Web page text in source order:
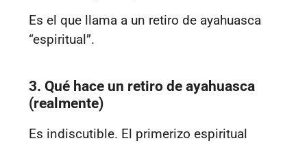
Es el que llama a un retiro de ayahuasca
“espiritual”.
3. Qué hace un retiro de ayahuasca
(realmente)
Es indiscutible. El primerizo espiritual